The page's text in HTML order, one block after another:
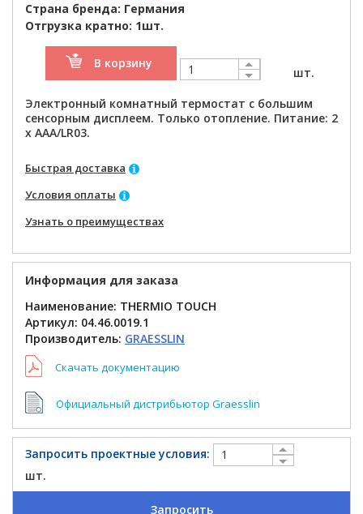
Страна бренда: Германия
Отгрузка кратно: 1шт.
В корзину
шт.
Электронный комнатный термостат с большим
сенсорным дисплеем. Только отопление. Питание: 2
х AAA/LR03.
Быстрая доставка
Условия оплаты
Узнать о преимуществах
Информация для заказа
Наименование: THERMIO TOUCH
Артикул: 04.46.0019.1
Производитель: GRAESSLIN
Скачать документацию
Официальный дистрибьютор Graesslin
Запросить проектные условия:
шт.
Запросить